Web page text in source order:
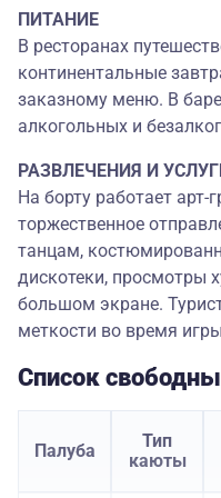
ПИТАНИЕ
В ресторанах
континентальные
заказному меню. В
алкогольных и
РАЗВЛЕЧЕНИЯ И
На борту работает арт-
торжественное
танцам,
дискотеки, просмотры
большом экране.
меткости во время
Список
Палуба
Тип
каюты